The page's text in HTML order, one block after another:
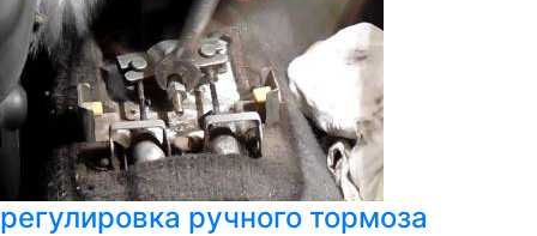
регулировка ручного тормоза